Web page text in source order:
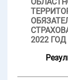
2022 ГОД